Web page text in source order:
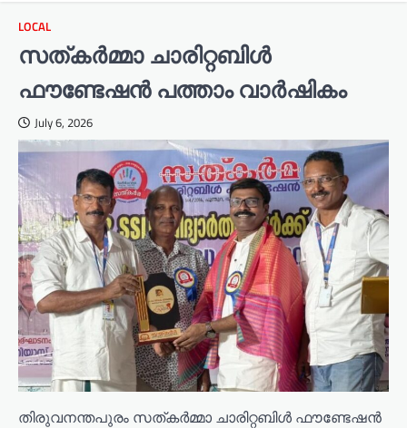
LOCAL
സത്കർമ്മാ ചാരിറ്റബിൾ
ഫൗണ്ടേഷൻ പത്താം വാർഷികം
July 6, 2026
തിരുവനന്തപുരം സത്കർമ്മാ ചാരിറ്റബിൾ ഫൗണ്ടേഷൻ